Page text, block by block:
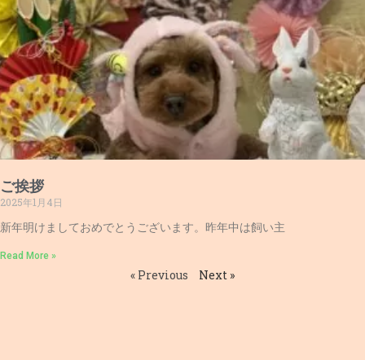
ご挨拶
2025年1月4日
新年明けましておめでとうございます。昨年中は飼い主
Read More »
« Previous Next »